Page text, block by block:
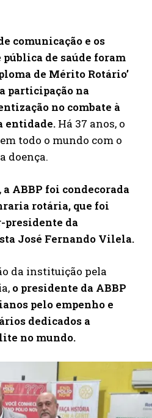
comunicação e os
de saúde foram
de Mérito Rotário’
participação na
no combate à
entidade. Há 37 anos, o
todo o mundo com o
doença.
a ABBP foi condecorada
rotária, que foi
presidente da
José Fernando Vilela.
da instituição pela
o presidente da ABBP
pelo empenho e
dedicados a
no mundo.